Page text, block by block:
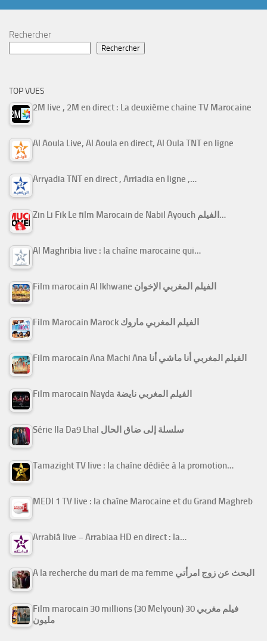
Rechercher
Rechercher
TOP VUES
2M live , 2M en direct : La deuxième chaine TV Marocaine
Al Aoula Live, Al Aoula en direct, Al Oula TNT en ligne
Arryadia TNT en direct , Arriadia en ligne ,…
Zin Li Fik Le film Marocain de Nabil Ayouch الفيلم…
Al Maghribia live : la chaîne marocaine qui…
Film marocain Al Ikhwane الفيلم المغربي الإخوان
Film Marocain Marock الفيلم المغربي ماروك
Film marocain Ana Machi Ana الفيلم المغربي أنا ماشي أنا
Film marocain Nayda الفيلم المغربي نايضة
Série Ila Da9 Lhal سلسلة إلى ضاق الحال
Tamazight TV live : la chaîne dédiée à la promotion…
MEDI 1 TV live : la chaîne Marocaine et du Grand Maghreb
Arrabiâ live – Arrabiaa HD en direct : la…
A la recherche du mari de ma femme البحث عن زوج امرأتي
Film marocain 30 millions (30 Melyoun) فيلم مغربي 30
مليون